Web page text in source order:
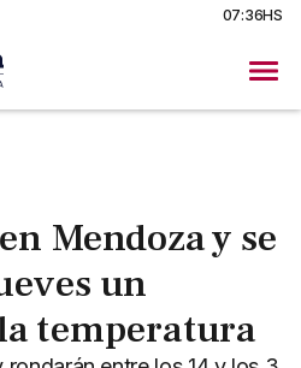
07:36HS
Mendoza y se
un
temperatura